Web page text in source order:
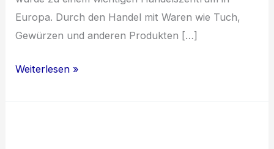
Europa. Durch den Handel mit Waren wie Tuch,
Gewürzen und anderen Produkten […]
Brügge:
Weiterlesen »